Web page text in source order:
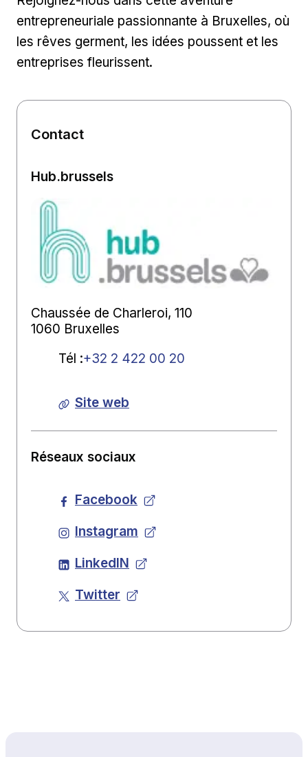
entrepreneuriale passionnante à Bruxelles, où
les rêves germent, les idées poussent et les
entreprises fleurissent.
Contact
Hub.brussels
Chaussée de Charleroi, 110
1060 Bruxelles
Tél :+32 2 422 00 20
Site web
Réseaux sociaux
Facebook
Instagram
LinkedIN
Twitter